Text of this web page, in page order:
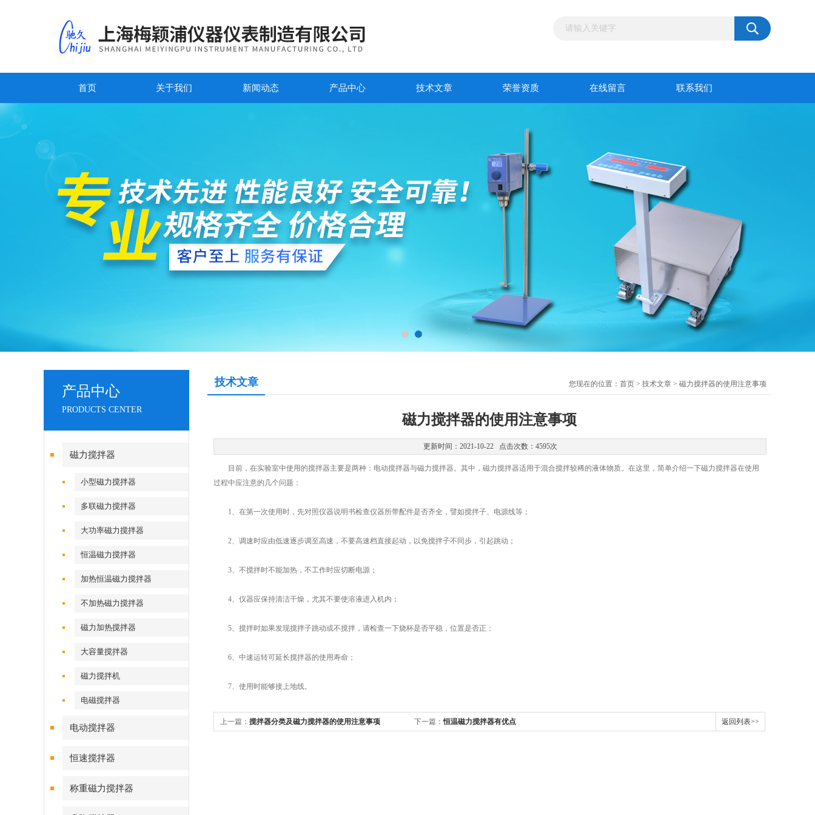
首页 关于我们 新闻动态 产品中心 技术文章 荣誉资质 在线留言 联系我们
产品中心
PRODUCTS CENTER
磁力搅拌器
小型磁力搅拌器
多联磁力搅拌器
大功率磁力搅拌器
恒温磁力搅拌器
加热恒温磁力搅拌器
不加热磁力搅拌器
磁力加热搅拌器
大容量搅拌器
磁力搅拌机
电磁搅拌器
电动搅拌器
恒速搅拌器
称重磁力搅拌器
技术文章 您现在的位置： 首页 > 技术文章 > 磁力搅拌器的使用注意事项
磁力搅拌器的使用注意事项
更新时间：2021-10-22 点击次数：4595次
目前，在实验室中使用的搅拌器主要是两种：电动搅拌器与磁力搅拌器。其中，磁力搅拌器适用于混合搅拌较稀的液体物质。在这里，简单介绍一下磁力搅拌器在使用
过程中应注意的几个问题：
1、在第一次使用时，先对照仪器说明书检查仪器所带配件是否齐全，譬如搅拌子、电源线等；
2、调速时应由低速逐步调至高速，不要高速档直接起动，以免搅拌子不同步，引起跳动；
3、不搅拌时不能加热，不工作时应切断电源；
4、仪器应保持清洁干燥，尤其不要使溶液进入机内；
5、搅拌时如果发现搅拌子跳动或不搅拌，请检查一下烧杯是否平稳，位置是否正；
6、中速运转可延长搅拌器的使用寿命；
7、使用时能够接上地线。
上一篇： 搅拌器分类及磁力搅拌器的使用注意事项 下一篇：恒温磁力搅拌器有优点 返回列表>>